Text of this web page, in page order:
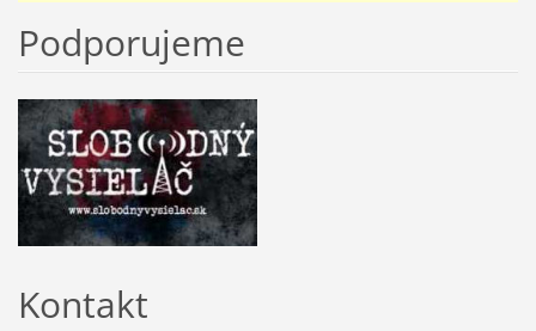
Podporujeme
Kontakt